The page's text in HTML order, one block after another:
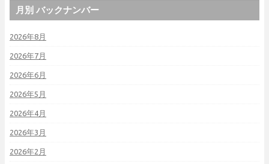
月別 バックナンバー
2026年8月
2026年7月
2026年6月
2026年5月
2026年4月
2026年3月
2026年2月